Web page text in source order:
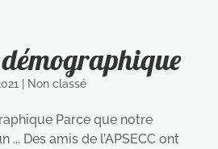
Non classé
Parce que notre
Des amis de l’APSECC ont